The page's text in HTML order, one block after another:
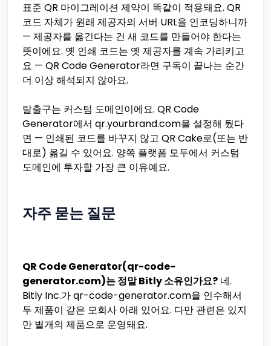
표준 QR 마이그레이션 제약이 똑같이 적용돼요. QR
코드 자체가 원래 제공자의 서버 URL을 인코딩하니까
— 제공자를 옮긴다는 건 새 코드를 만들어야 한다는
뜻이에요. 옛 인쇄 코드는 옛 제공자를 계속 가리키고
요 — QR Code Generator라면 구독이 끝나는 순간
더 이상 해석되지 않아요.
탈출구는 커스텀 도메인이에요. QR Code
Generator에서 qr.yourbrand.com을 설정해 뒀다
면 — 인쇄된 코드를 바꾸지 않고 QR Cake로(또는 반
대로) 옮길 수 있어요. 양쪽 플랫폼 모두에서 커스텀
도메인에 투자할 가장 큰 이유예요.
자주 묻는 질문
QR Code Generator(qr-code-
generator.com)는 정말 Bitly 소유인가요? 네.
Bitly Inc.가 qr-code-generator.com을 인수해서
두 제품이 같은 모회사 아래 있어요. 다만 관련은 있지
만 별개의 제품으로 운영돼요.